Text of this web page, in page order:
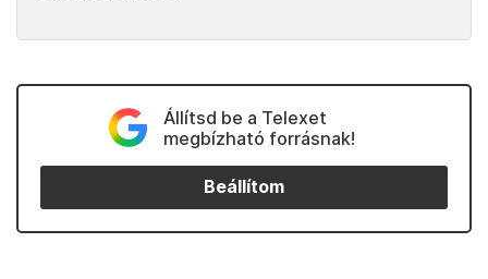
Állítsd be a Telexet
megbízható forrásnak!
Beállítom